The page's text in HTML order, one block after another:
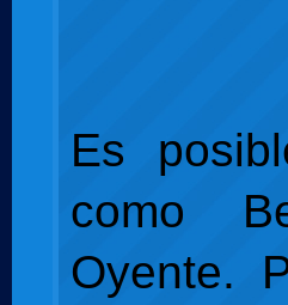
Es
como
Oyente.